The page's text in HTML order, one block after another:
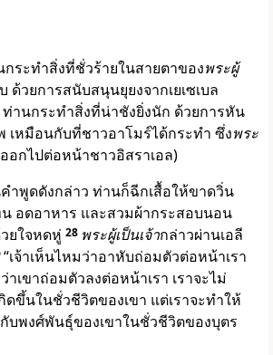
ระทำสิ่งที่ชั่วร้ายในสายตาของพระผู้
ด้วยการสนับสนุนยุยงจากเยเซเบล
ท่านกระทำสิ่งที่น่าชังยิ่งนัก ด้วยการหัน
เหมือนกับที่ชาวอาโมร์ได้กระทำ ซึ่งพระ
อกไปต่อหน้าชาวอิสราเอล)
ำพูดดังกล่าว ท่านก็ฉีกเสื้อให้ขาดวิ่น
อดอาหาร และสวมผ้ากระสอบนอน
ยใจหดหู่ 28 พระผู้เป็นเจ้ากล่าวผ่านเอลี
“เจ้าเห็นไหมว่าอาหับถ่อมตัวต่อหน้าเรา
าเขาถ่อมตัวลงต่อหน้าเรา เราจะไม่
ดขึ้นในชั่วชีวิตของเขา แต่เราจะทำให้
บพงศ์พันธุ์ของเขาในชั่วชีวิตของบุตร